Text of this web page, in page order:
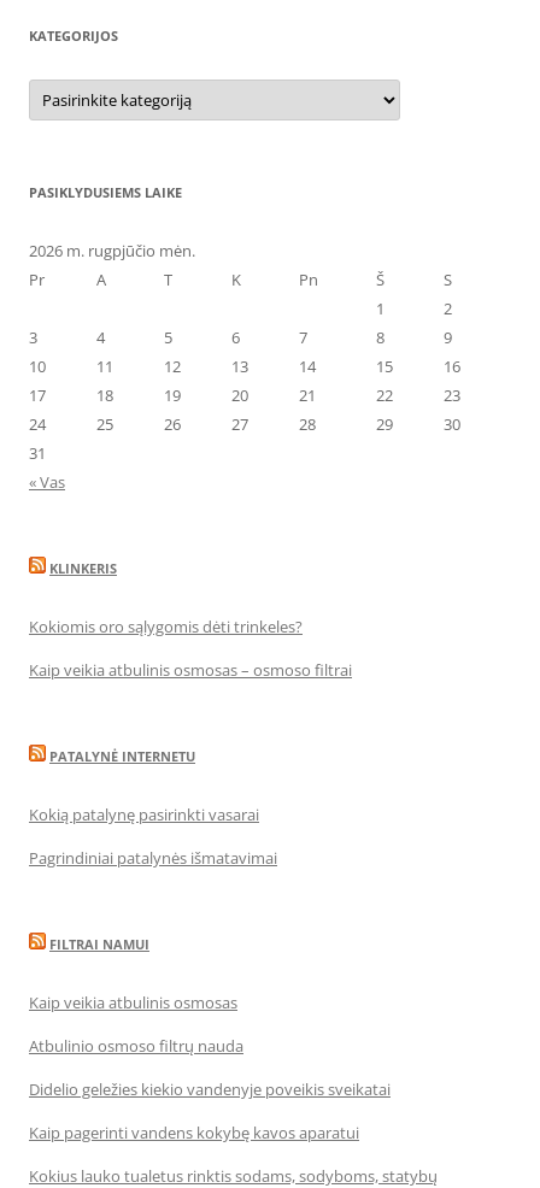
KATEGORIJOS
Kategorijos
PASIKLYDUSIEMS LAIKE
2026 m. rugpjūčio mėn.
Pr
A T K Pn Š
S
1
2
3
4 5 6 7 8
9
10
11 12 13 14 15
16
17
18 19 20 21 22
23
24
25 26 27 28 29
30
31
« Vas
KLINKERIS
Kokiomis oro sąlygomis dėti trinkeles?
Kaip veikia atbulinis osmosas – osmoso filtrai
PATALYNĖ INTERNETU
Kokią patalynę pasirinkti vasarai
Pagrindiniai patalynės išmatavimai
FILTRAI NAMUI
Kaip veikia atbulinis osmosas
Atbulinio osmoso filtrų nauda
Didelio geležies kiekio vandenyje poveikis sveikatai
Kaip pagerinti vandens kokybę kavos aparatui
Kokius lauko tualetus rinktis sodams, sodyboms, statybų